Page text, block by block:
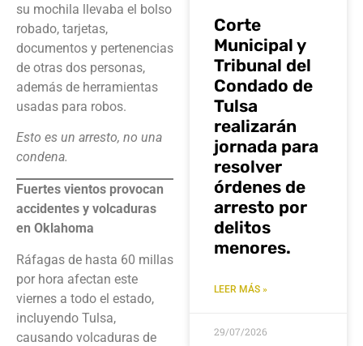
su mochila llevaba el bolso
robado, tarjetas,
documentos y pertenencias
de otras dos personas,
además de herramientas
usadas para robos.
Esto es un arresto, no una
condena.
Fuertes vientos provocan
accidentes y volcaduras
en Oklahoma
Ráfagas de hasta 60 millas
por hora afectan este
viernes a todo el estado,
incluyendo Tulsa,
causando volcaduras de
Corte
Municipal y
Tribunal del
Condado de
Tulsa
realizarán
jornada para
resolver
órdenes de
arresto por
delitos
menores.
LEER MÁS »
29/07/2026